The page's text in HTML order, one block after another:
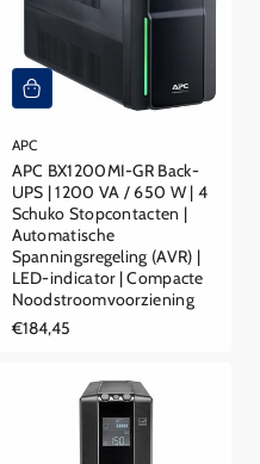
APC
APC BX1200MI-GR Back-
UPS | 1200 VA / 650 W | 4
Schuko Stopcontacten |
Automatische
Spanningsregeling (AVR) |
LED-indicator | Compacte
Noodstroomvoorziening
Reguliere
€184,45